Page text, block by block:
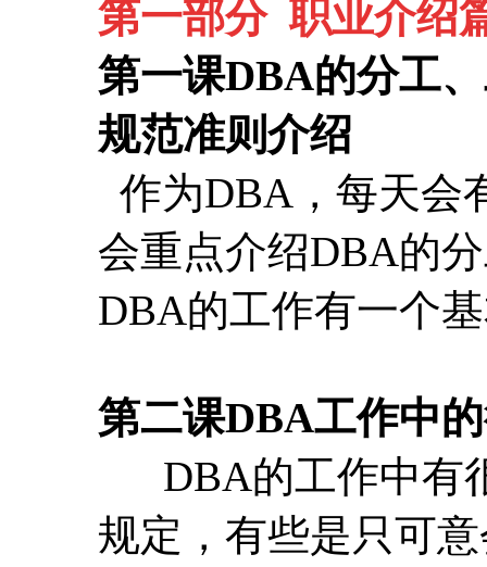
会重点介绍DBA的
DBA的工作有一个
第二课DBA工作中
DBA的工作中有很
规定，有些是只可
第三课DBA工作中
DBA工作中的问题